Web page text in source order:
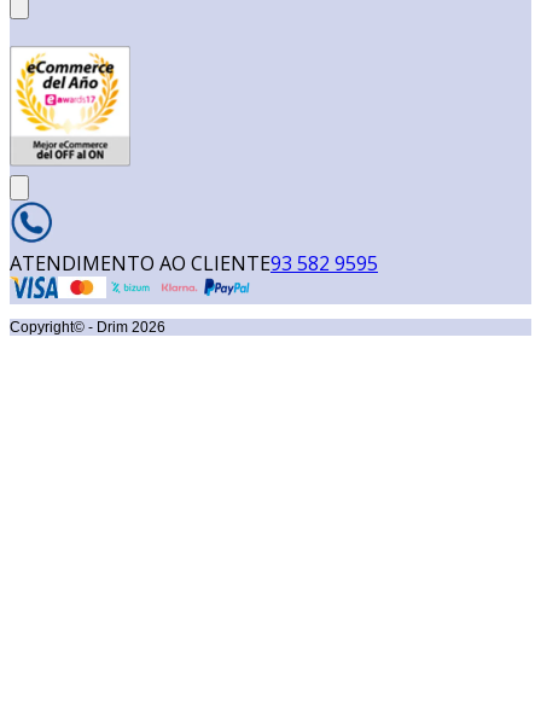
ATENDIMENTO AO CLIENTE93 582 9595
Copyright© - Drim 2026